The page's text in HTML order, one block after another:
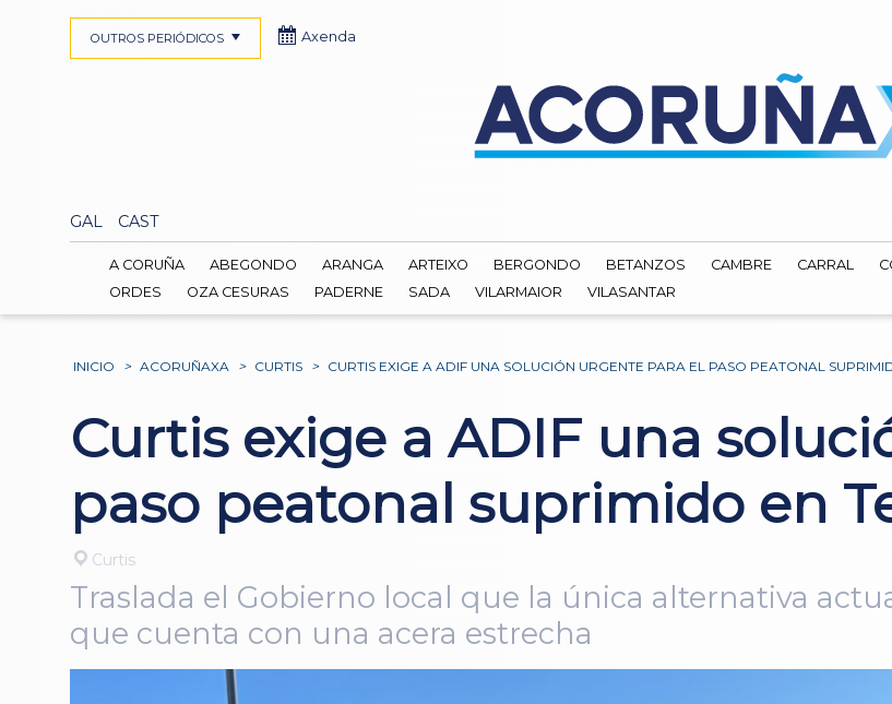
GAL CAST
OUTROS PERIÓDICOS Axenda
A CORUÑA ABEGONDO ARANGA ARTEIXO BERGONDO BETANZOS CAMBRE CARRAL
ORDES
OZA CESURAS PADERNE SADA VILARMAIOR VILASANTAR
INICIO > ACORUÑAXA > CURTIS > CURTIS EXIGE A ADIF UNA SOLUCIÓN URGENTE PARA EL PASO PEATONAL
Curtis exige a ADIF una
paso peatonal suprimido en
Curtis
Traslada el Gobierno local que la única alternativa
que cuenta con una acera estrecha